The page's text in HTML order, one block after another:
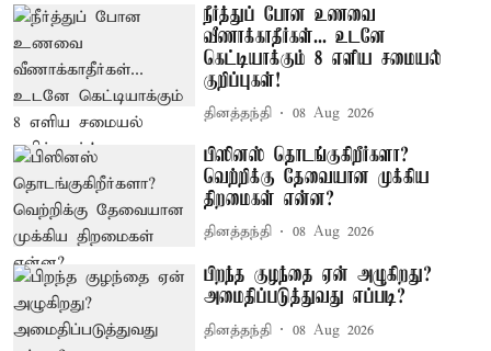
நீர்த்துப் போன உணவை
வீணாக்காதீர்கள்... உடனே
கெட்டியாக்கும் 8 எளிய சமையல்
குறிப்புகள்!
தினத்தந்தி 08 Aug 2026
பிஸினஸ் தொடங்குகிறீர்களா?
வெற்றிக்கு தேவையான முக்கிய
திறமைகள் என்ன?
தினத்தந்தி 08 Aug 2026
பிறந்த குழந்தை ஏன் அழுகிறது?
அமைதிப்படுத்துவது எப்படி?
தினத்தந்தி 08 Aug 2026